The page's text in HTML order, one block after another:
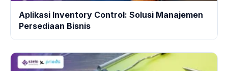
Aplikasi Inventory Control: Solusi Manajemen
Persediaan Bisnis